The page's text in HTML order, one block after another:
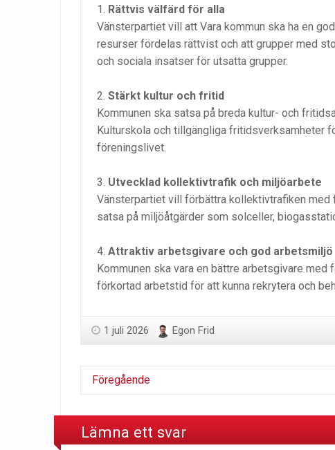
Rättvis välfärd för alla
Vänsterpartiet vill att Vara kommun ska ha en
resurser fördelas rättvist och att grupper med
och sociala insatser för utsatta grupper.
Stärkt kultur och fritid
Kommunen ska satsa på breda kultur- och
Kulturskola och tillgängliga fritidsverksamheter
föreningslivet.
Utvecklad kollektivtrafik och miljöarbete
Vänsterpartiet vill förbättra kollektivtrafiken
satsa på miljöåtgärder som solceller,
Attraktiv arbetsgivare och god arbetsmiljö
Kommunen ska vara en bättre arbetsgivare
förkortad arbetstid för att kunna rekrytera och
1 juli 2026 Egon Frid
Föregående
Lämna ett svar